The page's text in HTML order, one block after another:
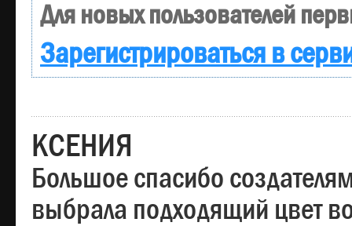
Для новых пользователей
Зарегистрироваться в
КСЕНИЯ
Большое спасибо
выбрала подходящий цвет